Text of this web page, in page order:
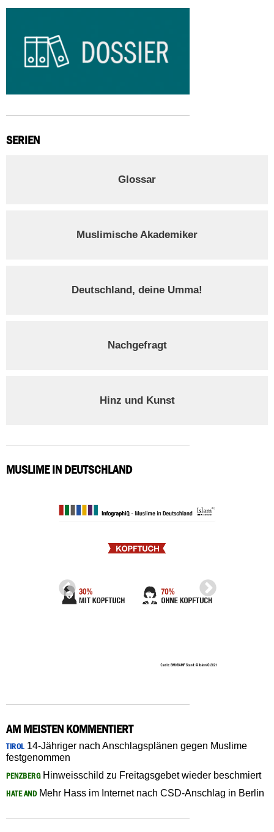
SERIEN
Glossar
Muslimische Akademiker
Deutschland, deine Umma!
Nachgefragt
Hinz und Kunst
MUSLIME IN DEUTSCHLAND
AM MEISTEN KOMMENTIERT
TIROL14-Jähriger nach Anschlagsplänen gegen Muslime
festgenommen
PENZBERGHinweisschild zu Freitagsgebet wieder beschmiert
HATE ANDMehr Hass im Internet nach CSD-Anschlag in Berlin